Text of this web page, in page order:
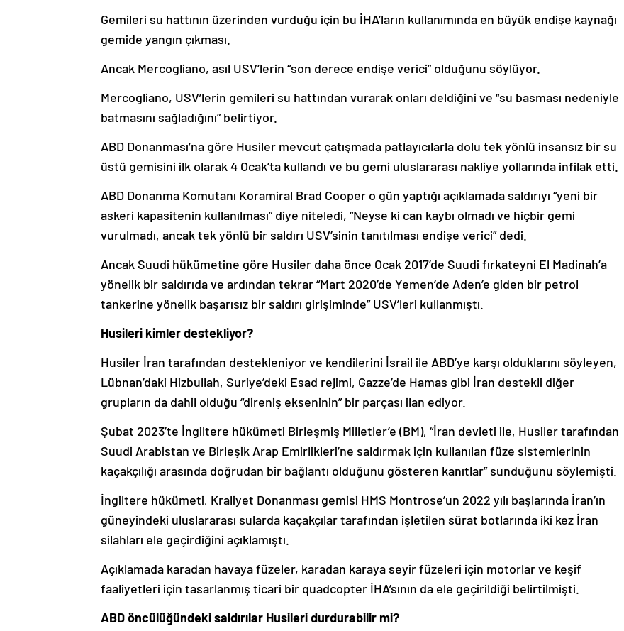
Gemileri su hattının üzerinden vurduğu için bu İHA’ların kullanımında en büyük endişe kaynağı
gemide yangın çıkması.
Ancak Mercogliano, asıl USV’lerin “son derece endişe verici” olduğunu söylüyor.
Mercogliano, USV’lerin gemileri su hattından vurarak onları deldiğini ve “su basması nedeniyle
batmasını sağladığını” belirtiyor.
ABD Donanması’na göre Husiler mevcut çatışmada patlayıcılarla dolu tek yönlü insansız bir su
üstü gemisini ilk olarak 4 Ocak’ta kullandı ve bu gemi uluslararası nakliye yollarında infilak etti.
ABD Donanma Komutanı Koramiral Brad Cooper o gün yaptığı açıklamada saldırıyı “yeni bir
askeri kapasitenin kullanılması” diye niteledi, “Neyse ki can kaybı olmadı ve hiçbir gemi
vurulmadı, ancak tek yönlü bir saldırı USV’sinin tanıtılması endişe verici” dedi.
Ancak Suudi hükümetine göre Husiler daha önce Ocak 2017’de Suudi fırkateyni El Madinah’a
yönelik bir saldırıda ve ardından tekrar “Mart 2020’de Yemen’de Aden’e giden bir petrol
tankerine yönelik başarısız bir saldırı girişiminde” USV’leri kullanmıştı.
Husileri kimler destekliyor?
Husiler İran tarafından destekleniyor ve kendilerini İsrail ile ABD’ye karşı olduklarını söyleyen,
Lübnan’daki Hizbullah, Suriye’deki Esad rejimi, Gazze’de Hamas gibi İran destekli diğer
grupların da dahil olduğu “direniş ekseninin” bir parçası ilan ediyor.
Şubat 2023’te İngiltere hükümeti Birleşmiş Milletler’e (BM), “İran devleti ile, Husiler tarafından
Suudi Arabistan ve Birleşik Arap Emirlikleri’ne saldırmak için kullanılan füze sistemlerinin
kaçakçılığı arasında doğrudan bir bağlantı olduğunu gösteren kanıtlar” sunduğunu söylemişti.
İngiltere hükümeti, Kraliyet Donanması gemisi HMS Montrose’un 2022 yılı başlarında İran’ın
güneyindeki uluslararası sularda kaçakçılar tarafından işletilen sürat botlarında iki kez İran
silahları ele geçirdiğini açıklamıştı.
Açıklamada karadan havaya füzeler, karadan karaya seyir füzeleri için motorlar ve keşif
faaliyetleri için tasarlanmış ticari bir quadcopter İHA’sının da ele geçirildiği belirtilmişti.
ABD öncülüğündeki saldırılar Husileri durdurabilir mi?